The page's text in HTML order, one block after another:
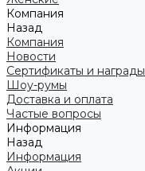
Компания
Назад
Компания
Новости
Сертификаты и награды
Шоу-румы
Доставка и оплата
Частые вопросы
Информация
Назад
Информация